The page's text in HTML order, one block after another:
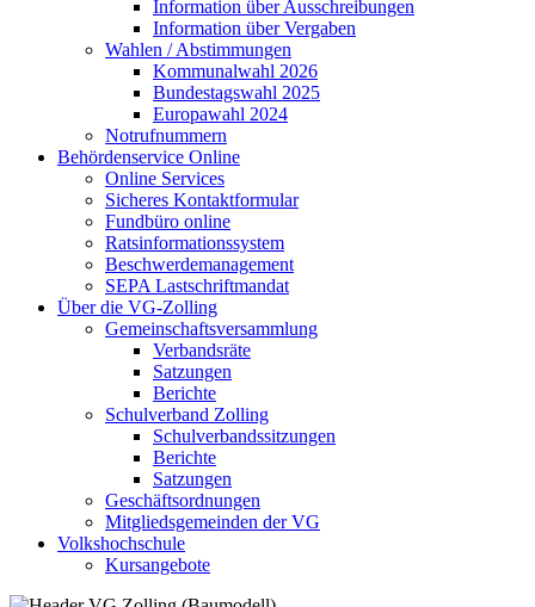
Information über Ausschreibungen
Information über Vergaben
Wahlen / Abstimmungen
Kommunalwahl 2026
Bundestagswahl 2025
Europawahl 2024
Notrufnummern
Behördenservice Online
Online Services
Sicheres Kontaktformular
Fundbüro online
Ratsinformationssystem
Beschwerdemanagement
SEPA Lastschriftmandat
Über die VG-Zolling
Gemeinschaftsversammlung
Verbandsräte
Satzungen
Berichte
Schulverband Zolling
Schulverbandssitzungen
Berichte
Satzungen
Geschäftsordnungen
Mitgliedsgemeinden der VG
Volkshochschule
Kursangebote